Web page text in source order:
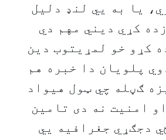
یا به يي لنډ دلیل
کړي دیني مهم دي
کړو خو لمړیتوب دین
پلویان دا خبره هم
ګڼله چي ټول هیواد
امنیت نه دی تامین
دجګړي جغرافیه يي